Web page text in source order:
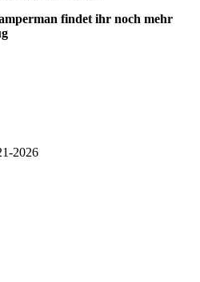
findet ihr noch mehr
2026